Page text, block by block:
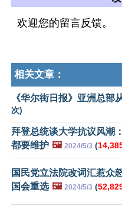
欢迎您的留言反馈。
相关文章：
《华尔街日报》亚洲总部
次)
拜登总统谈大学抗议风潮
都要维护 🖼️ 2024/5/3 (
国民党立法院改词汇惹众
国会重选 🖼️ 2024/5/3 (